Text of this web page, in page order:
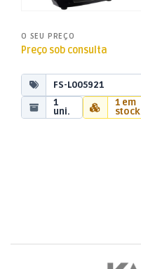
O SEU PREÇO
Preço sob consulta
FS-L005921
1
uni.
1 em
stock
Brands Carousel